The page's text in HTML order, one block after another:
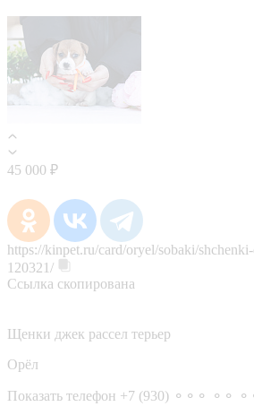
45 000 ₽
https://kinpet.ru/card/oryel/sobaki/
120321/
Ссылка скопирована
Щенки джек рассел терьер
Орёл
Показать телефон +7 (930) ⚬⚬⚬ ⚬⚬